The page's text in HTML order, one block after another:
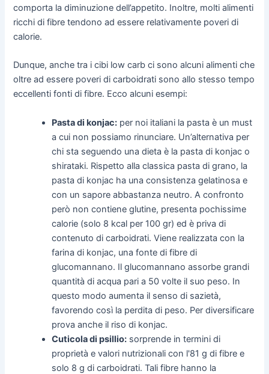
comporta la diminuzione dell’appetito. Inoltre, molti alimenti
ricchi di fibre tendono ad essere relativamente poveri di
calorie.
Dunque, anche tra i cibi low carb ci sono alcuni alimenti che
oltre ad essere poveri di carboidrati sono allo stesso tempo
eccellenti fonti di fibre. Ecco alcuni esempi:
Pasta di konjac: per noi italiani la pasta è un must
a cui non possiamo rinunciare. Un’alternativa per
chi sta seguendo una dieta è la pasta di konjac o
shirataki. Rispetto alla classica pasta di grano, la
pasta di konjac ha una consistenza gelatinosa e
con un sapore abbastanza neutro. A confronto
però non contiene glutine, presenta pochissime
calorie (solo 8 kcal per 100 gr) ed è priva di
contenuto di carboidrati. Viene realizzata con la
farina di konjac, una fonte di fibre di
glucomannano. Il glucomannano assorbe grandi
quantità di acqua pari a 50 volte il suo peso. In
questo modo aumenta il senso di sazietà,
favorendo così la perdita di peso. Per diversificare
prova anche il riso di konjac.
Cuticola di psillio: sorprende in termini di
proprietà e valori nutrizionali con l'81 g di fibre e
solo 8 g di carboidrati. Tali fibre hanno la